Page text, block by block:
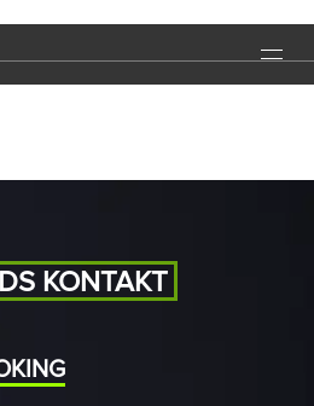
KONTAKT